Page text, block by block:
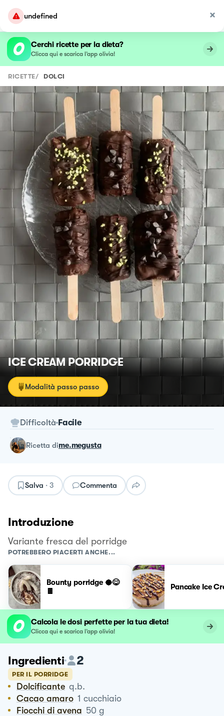
undefined
Cerchi ricette per la dieta?
Clicca qui e scarica l’app olivia!
RICETTE/ DOLCI
ICE CREAM PORRIDGE
Modalità passo passo
Difficoltà Facile
ricetta dime.megusta
Salva · 3 Commenta
Introduzione
Variante fresca del porridge
POTREBBERO PIACERTI ANCHE...
Bounty porridge 🥥😋
🍫
Pancake Ice
Calcola le dosi perfette per la tua dieta!
Clicca qui e scarica l’app olivia!
Ingredienti 2
PER IL PORRIDGE
Dolcificante q.b.
Cacao amaro 1 cucchiaio
Fiocchi di avena 50 g